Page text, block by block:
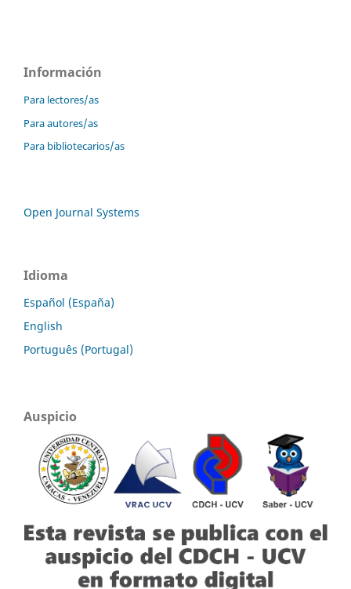
Información
Para lectores/as
Para autores/as
Para bibliotecarios/as
Open Journal Systems
Idioma
Español (España)
English
Português (Portugal)
Auspicio